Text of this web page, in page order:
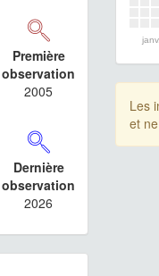
Première
observation
2005
Dernière
observation
2026
janv.
Les
et